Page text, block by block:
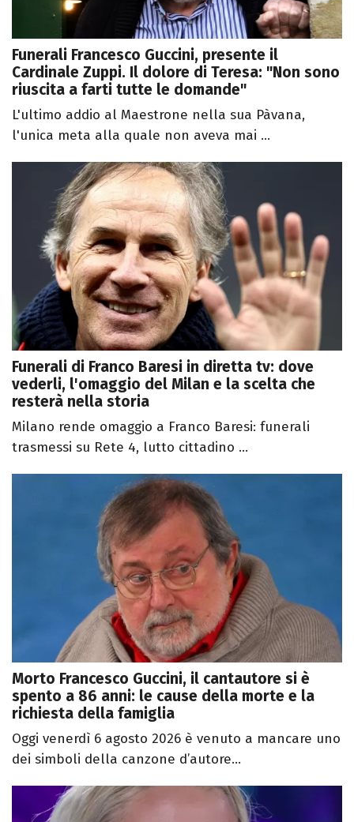
Funerali Francesco Guccini, presente il
Cardinale Zuppi. Il dolore di Teresa: "Non sono
riuscita a farti tutte le domande"
L'ultimo addio al Maestrone nella sua Pàvana,
l'unica meta alla quale non aveva mai ...
Funerali di Franco Baresi in diretta tv: dove
vederli, l'omaggio del Milan e la scelta che
resterà nella storia
Milano rende omaggio a Franco Baresi: funerali
trasmessi su Rete 4, lutto cittadino ...
Morto Francesco Guccini, il cantautore si è
spento a 86 anni: le cause della morte e la
richiesta della famiglia
Oggi venerdì 6 agosto 2026 è venuto a mancare uno
dei simboli della canzone d’autore...